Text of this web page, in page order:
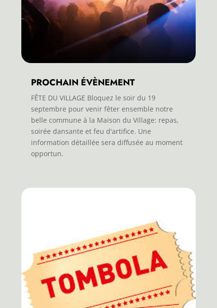
PROCHAIN ÉVÈNEMENT
FÊTE DU VILLAGE Bloquez le soir du 19
septembre pour venir fêter ensemble notre
belle commune à la Maison du Village: repas,
soirée dansante et feu d'artifice. Une
information détaillée sera diffusée au moment
opportun.